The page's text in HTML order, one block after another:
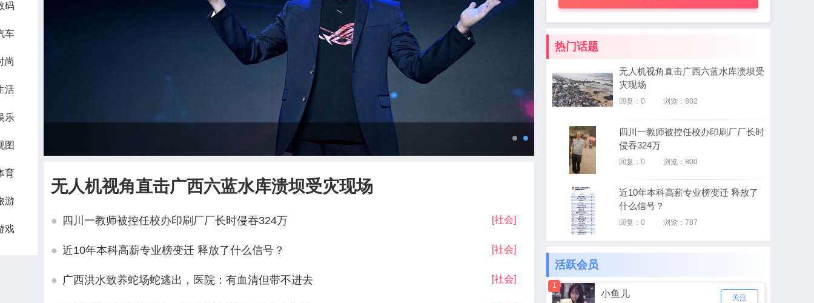
无人机视角直击广西六蓝水库溃坝受灾现场
● 四川一教师被控任校办印刷厂厂长时侵吞324万 [社会]
● 近10年本科高薪专业榜变迁 释放了什么信号？ [社会]
● 广西洪水致养蛇场蛇逃出，医院：有血清但带不进去 [社会]
热门话题
无人机视角直击广西六蓝水库溃坝受
灾现场
回复：0 浏览：802
四川一教师被控任校办印刷厂厂长时
侵吞324万
回复：0 浏览：800
近10年本科高薪专业榜变迁 释放了
什么信号？
回复：0 浏览：787
活跃会员
小鱼儿 关注
1
码
车
尚
活
乐
图
育
游
戏